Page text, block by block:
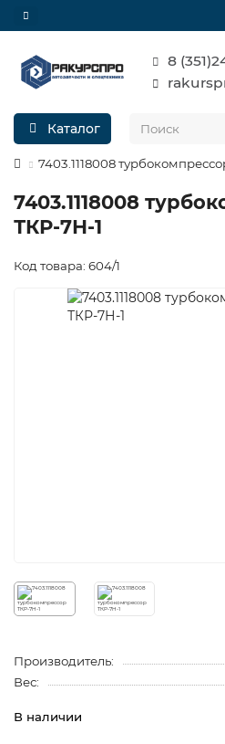
8
Каталог
7403.1118008
7403.1118008
ТКР-7Н-1
Код товара: 604/1
Производитель:
Вес:
В наличии